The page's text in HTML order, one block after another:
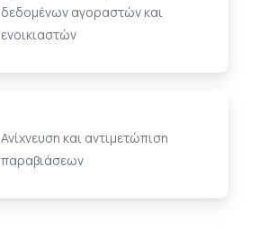
δεδομένων αγοραστών και
ενοικιαστών
Ανίχνευση και αντιμετώπιση
παραβιάσεων